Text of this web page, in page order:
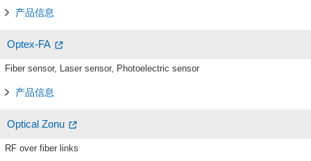
产品信息
Optex-FA
Fiber sensor, Laser sensor, Photoelectric sensor
产品信息
Optical Zonu
RF over fiber links